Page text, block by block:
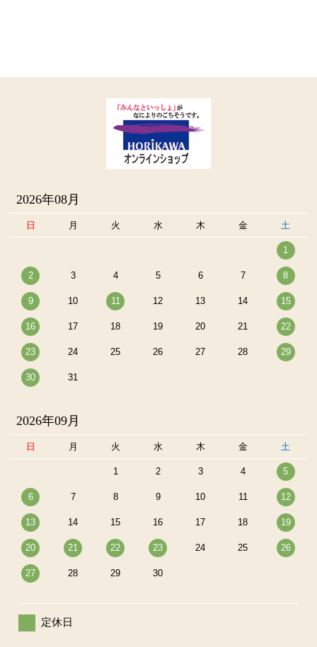
2026年08月
日 月 火 水 木 金 土
1
2 3 4 5 6 7 8
9 10 11 12 13 14 15
16 17 18 19 20 21 22
23 24 25 26 27 28 29
30 31
2026年09月
日 月 火 水 木 金 土
1 2 3 4 5
6 7 8 9 10 11 12
13 14 15 16 17 18 19
20 21 22 23 24 25 26
27 28 29 30
定休日